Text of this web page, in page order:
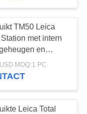
TM50 Leica
met intern
en
SD-kaart met
gegevensformaat
MOQ:1 PC
Leica Total